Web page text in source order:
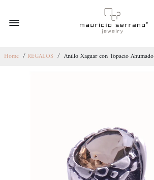
Home / REGALOS / Anillo Xaguar con Topacio Ahumado